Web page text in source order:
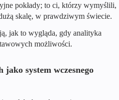
pokłady; to ci, którzy wymyślili,
skalę, w prawdziwym świecie.
jak to wygląda, gdy analityka
możliwości.
system wczesnego